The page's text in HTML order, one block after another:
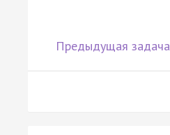
Предыдущая задача